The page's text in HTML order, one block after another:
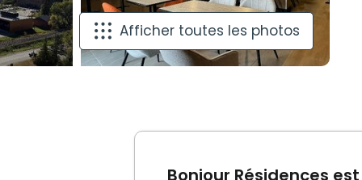
Afficher toutes les photos
Bonjour Résidences est